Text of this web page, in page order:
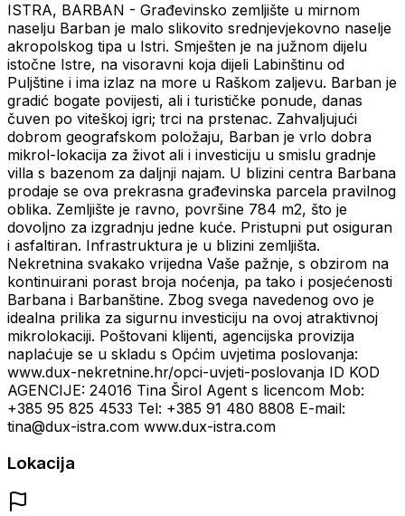
ISTRA, BARBAN - Građevinsko zemljište u mirnom
naselju Barban je malo slikovito srednjevjekovno naselje
akropolskog tipa u Istri. Smješten je na južnom dijelu
istočne Istre, na visoravni koja dijeli Labinštinu od
Puljštine i ima izlaz na more u Raškom zaljevu. Barban je
gradić bogate povijesti, ali i turističke ponude, danas
čuven po viteškoj igri; trci na prstenac. Zahvaljujući
dobrom geografskom položaju, Barban je vrlo dobra
mikrol-lokacija za život ali i investiciju u smislu gradnje
villa s bazenom za daljnji najam. U blizini centra Barbana
prodaje se ova prekrasna građevinska parcela pravilnog
oblika. Zemljište je ravno, površine 784 m2, što je
dovoljno za izgradnju jedne kuće. Pristupni put osiguran
i asfaltiran. Infrastruktura je u blizini zemljišta.
Nekretnina svakako vrijedna Vaše pažnje, s obzirom na
kontinuirani porast broja noćenja, pa tako i posjećenosti
Barbana i Barbanštine. Zbog svega navedenog ovo je
idealna prilika za sigurnu investiciju na ovoj atraktivnoj
mikrolokaciji. Poštovani klijenti, agencijska provizija
naplaćuje se u skladu s Općim uvjetima poslovanja:
www.dux-nekretnine.hr/opci-uvjeti-poslovanja ID KOD
AGENCIJE: 24016 Tina Širol Agent s licencom Mob:
+385 95 825 4533 Tel: +385 91 480 8808 E-mail:
tina@dux-istra.com www.dux-istra.com
Lokacija